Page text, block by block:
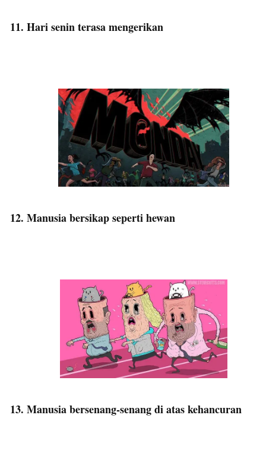
11. Hari senin terasa mengerikan
12. Manusia bersikap seperti hewan
13. Manusia bersenang-senang di atas kehancuran